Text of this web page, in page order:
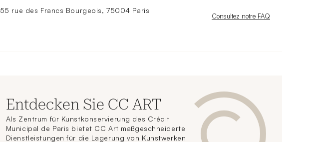
55 rue des Francs Bourgeois, 75004 Paris
Nouvelle fenêtre
Consultez notre FAQ
Entdecken Sie CC ART
Als Zentrum für Kunstkonservierung des Crédit
Municipal de Paris bietet CC Art maßgeschneiderte
Dienstleistungen für die Lagerung von Kunstwerken